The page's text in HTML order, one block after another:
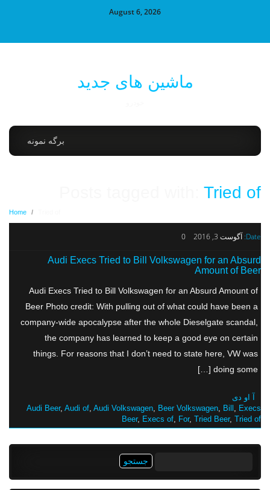
August 6, 2026
ماشین های جدید
برگه نمونه
Posts tagged with:Tried of
Home
Date: آگوست 3, 2016 0
Audi Execs Tried to Bill Volkswagen for an Absurd
Amount of Beer
Audi Execs Tried to Bill Volkswagen for an Absurd Amount of
Beer Photo credit: With pulling out of what could have been a
company-wide apocalypse after the whole Dieselgate scandal,
the company has learned to keep a good eye on certain
things. For reasons that I don’t need to state here, VW was
doing some […]
آ او دی
Audi Beer,Audi of,Audi Volkswagen,Beer Volkswagen, Bill,Execs
Beer,Execs of,For,Tried Beer,Tried of